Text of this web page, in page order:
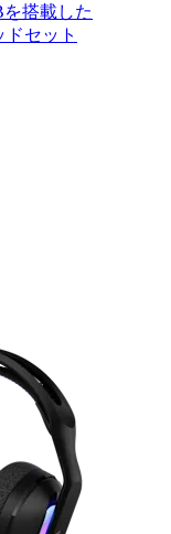
搭載した
セット